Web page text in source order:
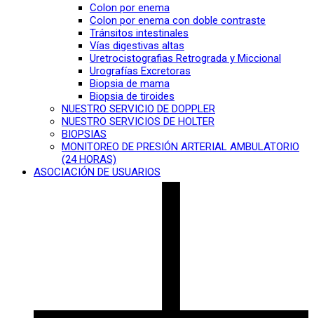
Colon por enema
Colon por enema con doble contraste
Tránsitos intestinales
Vías digestivas altas
Uretrocistografias Retrograda y Miccional
Urografías Excretoras
Biopsia de mama
Biopsia de tiroides
NUESTRO SERVICIO DE DOPPLER
NUESTRO SERVICIOS DE HOLTER
BIOPSIAS
MONITOREO DE PRESIÓN ARTERIAL AMBULATORIO
(24 HORAS)
ASOCIACIÓN DE USUARIOS